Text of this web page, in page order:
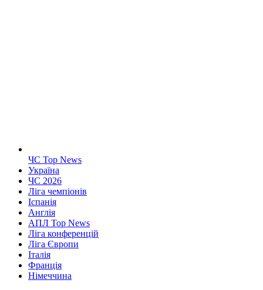
ЧС Top News
Україна
ЧС 2026
Ліга чемпіонів
Іспанія
Англія
АПЛ Top News
Ліга конференцій
Ліга Європи
Італія
Франція
Німеччина